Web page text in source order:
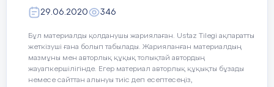
ұйымдастыруымен
«Сәкен- біздің ұлттық
мақтанышымыз»тақырыбында
өтетін тәрбие сағатының
29.06.2020 346
Бұл материалды қолданушы жариялаған. Ustaz Tilegi ақпаратты
жеткізуші ғана болып табылады. Жарияланған материалдың
мазмұны мен авторлық құқық толықтай автордың
жауапкершілігінде. Егер материал авторлық құқықты бұзады
немесе сайттан алынуы тиіс деп есептесеңіз,